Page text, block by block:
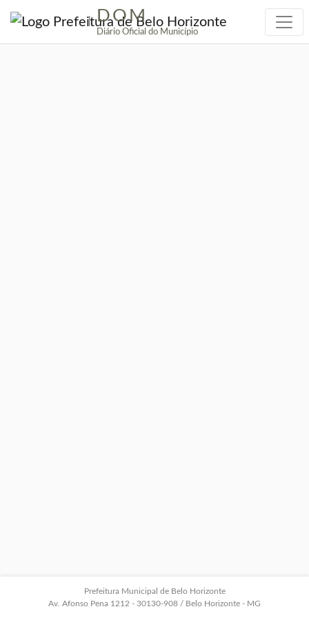
| DOM
Diário Oficial do Município
Prefeitura Municipal de Belo Horizonte
Av. Afonso Pena 1212 - 30130-908 / Belo Horizonte - MG